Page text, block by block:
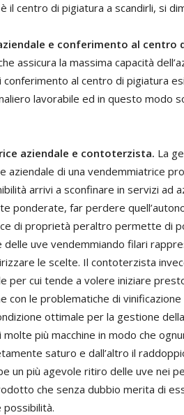
il centro di pigiatura a scandirli, si
e conferimento al centro
assicura la massima capacità
al centro di pigiatura
lavorabile ed in questo modo
aziendale e contoterzista. La
aziendale di una vendemmiatrice
arrivi a sconfinare in servizi ad
ponderate, far perdere
di proprietà peraltro permette di
delle uve vendemmiando filari
le scelte. Il contoterzista
per cui tende a volere iniziare
con le problematiche di
ottimale per la gestione
più macchine in modo che
saturo e dall’altro il
un più agevole ritiro delle uve nei
che senza dubbio merita di